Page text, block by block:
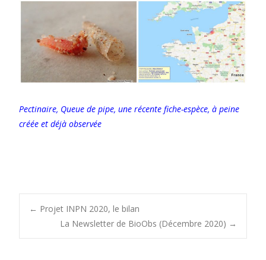
Pectinaire, Queue de pipe, une récente fiche-espèce, à peine
créée et déjà observée
Post
← Projet INPN 2020, le bilan
La Newsletter de BioObs (Décembre 2020) →